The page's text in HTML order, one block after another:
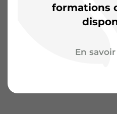
formations
En